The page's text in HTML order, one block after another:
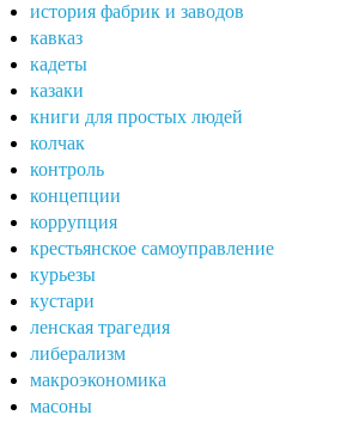
история фабрик и заводов
кавказ
кадеты
казаки
книги для простых людей
колчак
контроль
концепции
коррупция
крестьянское самоуправление
курьезы
кустари
ленская трагедия
либерализм
макроэкономика
масоны